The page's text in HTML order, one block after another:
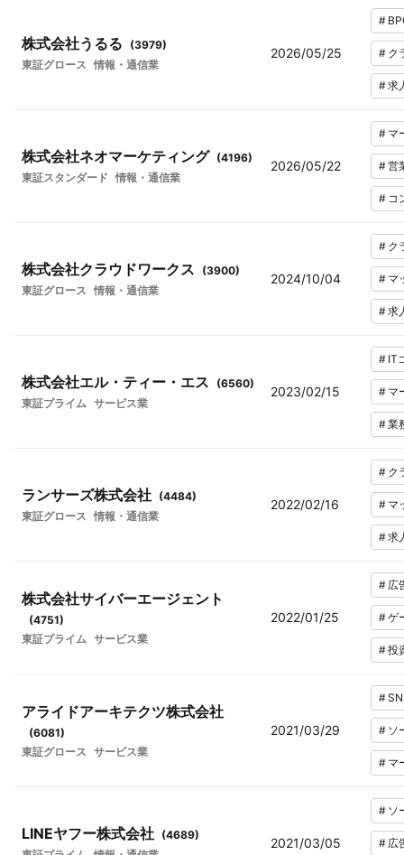
株式会社うるる (3979)
東証グロース 情報・通信業
2026/05/25
#
# ク
#求
株式会社ネオマーケティング (4196)
東証スタンダード 情報・通信業
2026/05/22
# マ
#営
# コ
株式会社クラウドワークス (3900)
東証グロース 情報・通信業
2024/10/04
# ク
# マ
#求
株式会社エル・ティー・エス (6560)
東証プライム サービス業
2023/02/15
# IT
# マ
#業
ランサーズ株式会社 (4484)
東証グロース 情報・通信業
2022/02/16
# ク
# マ
#求
株式会社サイバーエージェント
(4751)
東証プライム サービス業
2022/01/25
# 広
#ゲ
#投
アライドアーキテクツ株式会社
(6081)
東証グロース サービス業
2021/03/29
#
# ソ
# マ
LINEヤフー株式会社 (4689)
2021/03/05
# ソ
# 広